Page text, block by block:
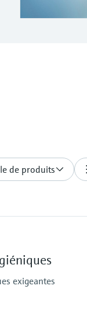
de produits
exigeantes